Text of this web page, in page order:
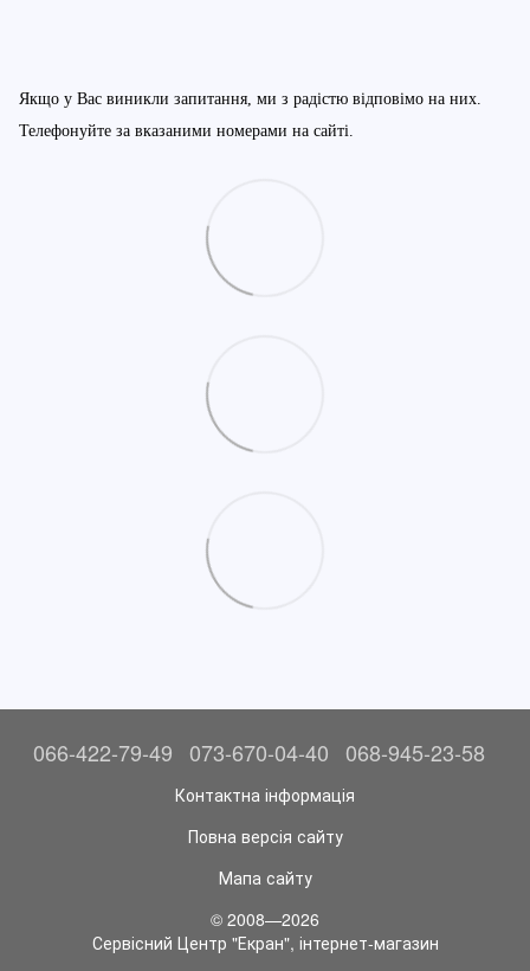
Якщо у Вас виникли запитання, ми з радістю відповімо на них.
Телефонуйте за вказаними номерами на сайті.
066-422-79-49 073-670-04-40 068-945-23-58
Контактна інформація
Повна версія сайту
Мапа сайту
© 2008—2026
Сервісний Центр "Екран", інтернет-магазин